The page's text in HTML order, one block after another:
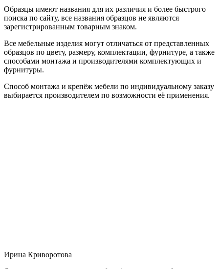
Образцы имеют названия для их различия и более быстрого
поиска по сайту, все названия образцов не являются
зарегистрированным товарным знаком.
Все мебельные изделия могут отличаться от представленных
образцов по цвету, размеру, комплектации, фурнитуре, а также
способами монтажа и производителями комплектующих и
фурнитуры.
Способ монтажа и крепёж мебели по индивидуальному заказу
выбирается производителем по возможности её применения.
Ирина Криворотова